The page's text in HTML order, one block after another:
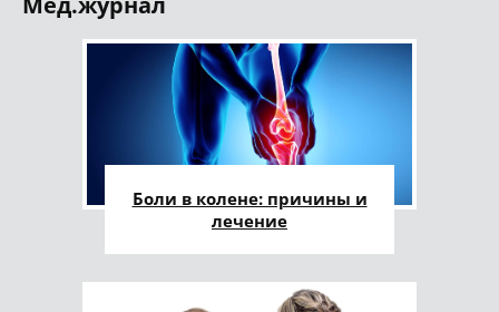
Боли в колене: причины и
лечение